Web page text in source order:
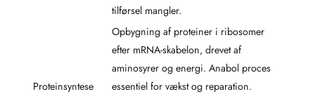
tilførsel mangler.
Proteinsyntese
Opbygning af proteiner i ribosomer
efter mRNA-skabelon, drevet af
aminosyrer og energi. Anabol proces
essentiel for vækst og reparation.